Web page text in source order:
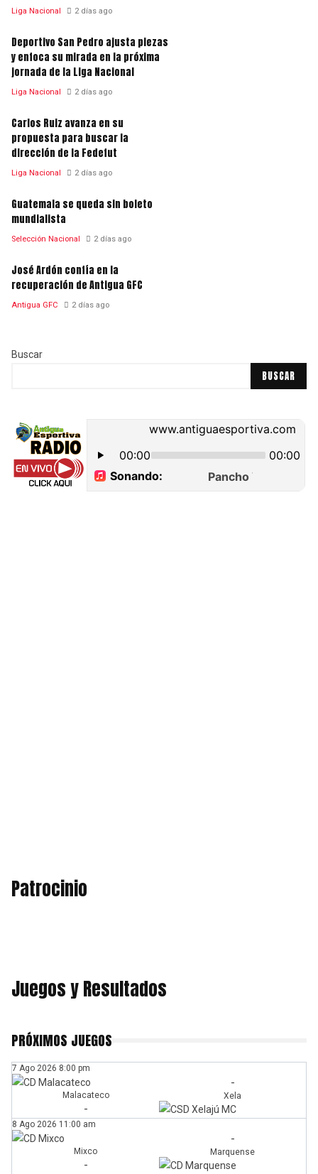
Liga Nacional 2 días ago
Deportivo San Pedro ajusta piezas
y enfoca su mirada en la próxima
jornada de la Liga Nacional
Liga Nacional 2 días ago
Carlos Ruiz avanza en su
propuesta para buscar la
dirección de la Fedefut
Liga Nacional 2 días ago
Guatemala se queda sin boleto
mundialista
Selección Nacional 2 días ago
José Ardón confía en la
recuperación de Antigua GFC
Antigua GFC 2 días ago
Buscar
BUSCAR
Patrocinio
Juegos y Resultados
PRÓXIMOS JUEGOS
7 Ago 2026 8:00 pm
Malacateco
-
-
Xela
8 Ago 2026 11:00 am
Mixco
-
-
Marquense